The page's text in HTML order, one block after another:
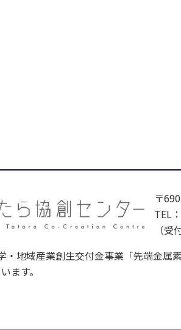
〒
TEL
（
地域産業創生交付金事業「先端金属
ます。